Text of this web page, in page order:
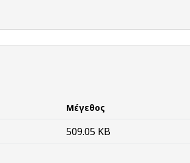
Μέγεθος
509.05 KB